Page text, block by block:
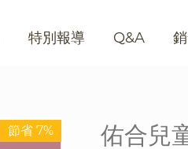
特別報導 Q&A
節省 7% 佑合兒